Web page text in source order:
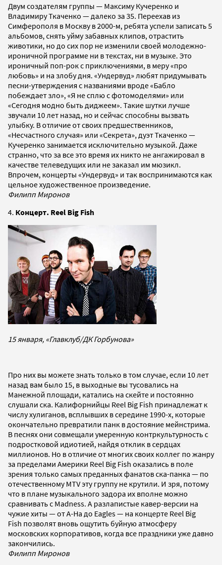
Двум создателям группы — Максиму Кучеренко и
Владимиру Ткаченко — далеко за 35. Переехав из
Симферополя в Москву в 2000-м, ребята успели записать 5
альбомов, снять уйму забавных клипов, отрастить
животики, но до сих пор не изменили своей молодежно-
ироничной программе ни в текстах, ни в музыке. Это
ироничный поп-рок с приключениями, в меру «про
любовь» и на злобу дня. «Ундервуд» любят придумывать
песни-утверждения с названиями вроде «Бабло
побеждает зло», «Я не сплю с фотомоделями» или
«Сегодня модно быть диджеем». Такие шутки лучше
звучали 10 лет назад, но и сейчас способны вызвать
улыбку. В отличие от своих предшественников,
«Несчастного случая» или «Секрета», дуэт Ткаченко —
Кучеренко занимается исключительно музыкой. Даже
странно, что за все это время их никто не ангажировал в
качестве телеведущих или не заказал им мюзикл.
Впрочем, концерты «Ундервуд» и так воспринимаются как
цельное художественное произведение.
Филипп Миронов
4. Концерт. Reel Big Fish
15 января, «Главклуб/ДК Горбунова»
Про них вы можете знать только в том случае, если 10 лет
назад вам было 15, в выходные вы тусовались на
Манежной площади, катались на скейте и постоянно
слушали ска. Калифорнийцы Reel Big Fish принадлежат к
числу хулиганов, всплывших в середине 1990-х, которые
окончательно превратили панк в достояние мейнстрима.
В песнях они совмещали умеренную контркультурность с
подростковой идиотией, найдя отклик в сердцах
миллионов. Но в отличие от многих своих коллег по жанру
за пределами Америки Reel Big Fish оказались в поле
зрения только самых преданных фанатов ска-панка — по
отечественному MTV эту группу не крутили. И зря, потому
что в плане музыкального задора их вполне можно
сравнивать с Madness. А разлапистые кавер-версии на
чужие хиты — от A-Ha до Eagles — на концерте Reel Big
Fish позволят вновь ощутить буйную атмосферу
московских корпоративов, когда все праздники уже давно
закончились.
Филипп Миронов